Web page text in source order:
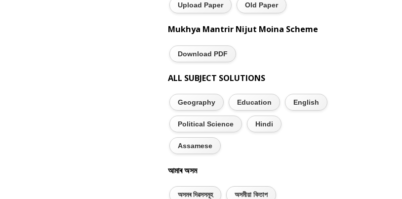
Upload Paper Old Paper
Mukhya Mantrir Nijut Moina Scheme
Download PDF
ALL SUBJECT SOLUTIONS
Geography Education English
Political Science Hindi
Assamese
আমাৰ অসম
অসমৰ দিৱসসমূহ অসমীয়া কিতাপ